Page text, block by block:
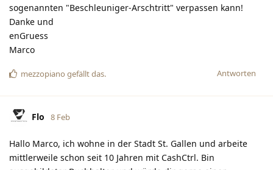
sogenannten "Beschleuniger-Arschtritt" verpassen kann!
Danke und
enGruess
Marco
Antworten
mezzopiano gefällt das.
Flo 8 Feb
Hallo Marco, ich wohne in der Stadt St. Gallen und arbeite
mittlerweile schon seit 10 Jahren mit CashCtrl. Bin